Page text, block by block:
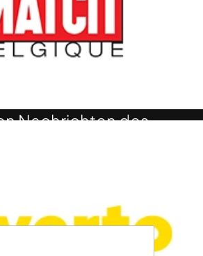
Newsletter
Nachrichten des